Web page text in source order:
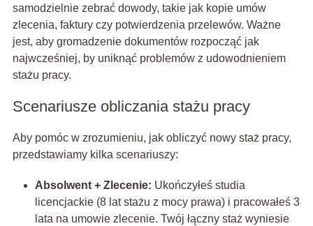
samodzielnie zebrać dowody, takie jak kopie umów
zlecenia, faktury czy potwierdzenia przelewów. Ważne
jest, aby gromadzenie dokumentów rozpocząć jak
najwcześniej, by uniknąć problemów z udowodnieniem
stażu pracy.
Scenariusze obliczania stażu pracy
Aby pomóc w zrozumieniu, jak obliczyć nowy staż pracy,
przedstawiamy kilka scenariuszy:
Absolwent + Zlecenie: Ukończyłeś studia
licencjackie (8 lat stażu z mocy prawa) i pracowałeś 3
lata na umowie zlecenie. Twój łączny staż wyniesie